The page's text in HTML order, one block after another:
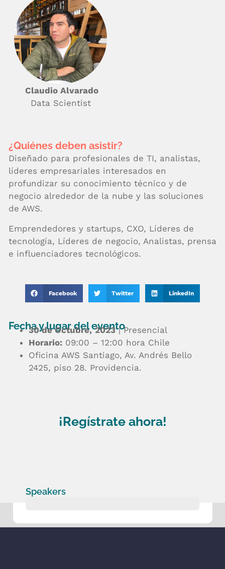
Claudio Alvarado
Data Scientist
¿Quiénes deben asistir?
Diseñado para profesionales de TI, analistas,
líderes empresariales interesados en
profundizar su conocimiento técnico y de
negocio alrededor de la nube y las soluciones
de AWS.
Emprendedores y startups, CXO, Líderes de
tecnología, Líderes de negocio, Analistas, prensa
e influenciadores tecnológicos.
Facebook Twitter LinkedIn
Fecha y lugar del evento
30 de Octubre, 2023| Presencial
Horario: 09:00 – 12:00 hora Chile
Oficina AWS Santiago, Av. Andrés Bello
2425, piso 28. Providencia.
¡Regístrate ahora!
Speakers